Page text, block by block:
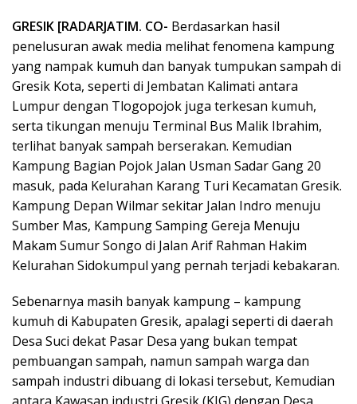
GRESIK [RADARJATIM. CO- Berdasarkan hasil
penelusuran awak media melihat fenomena kampung
yang nampak kumuh dan banyak tumpukan sampah di
Gresik Kota, seperti di Jembatan Kalimati antara
Lumpur dengan Tlogopojok juga terkesan kumuh,
serta tikungan menuju Terminal Bus Malik Ibrahim,
terlihat banyak sampah berserakan. Kemudian
Kampung Bagian Pojok Jalan Usman Sadar Gang 20
masuk, pada Kelurahan Karang Turi Kecamatan Gresik.
Kampung Depan Wilmar sekitar Jalan Indro menuju
Sumber Mas, Kampung Samping Gereja Menuju
Makam Sumur Songo di Jalan Arif Rahman Hakim
Kelurahan Sidokumpul yang pernah terjadi kebakaran.
Sebenarnya masih banyak kampung – kampung
kumuh di Kabupaten Gresik, apalagi seperti di daerah
Desa Suci dekat Pasar Desa yang bukan tempat
pembuangan sampah, namun sampah warga dan
sampah industri dibuang di lokasi tersebut, Kemudian